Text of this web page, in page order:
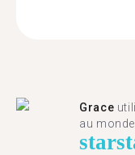
Grace
au monde.
star